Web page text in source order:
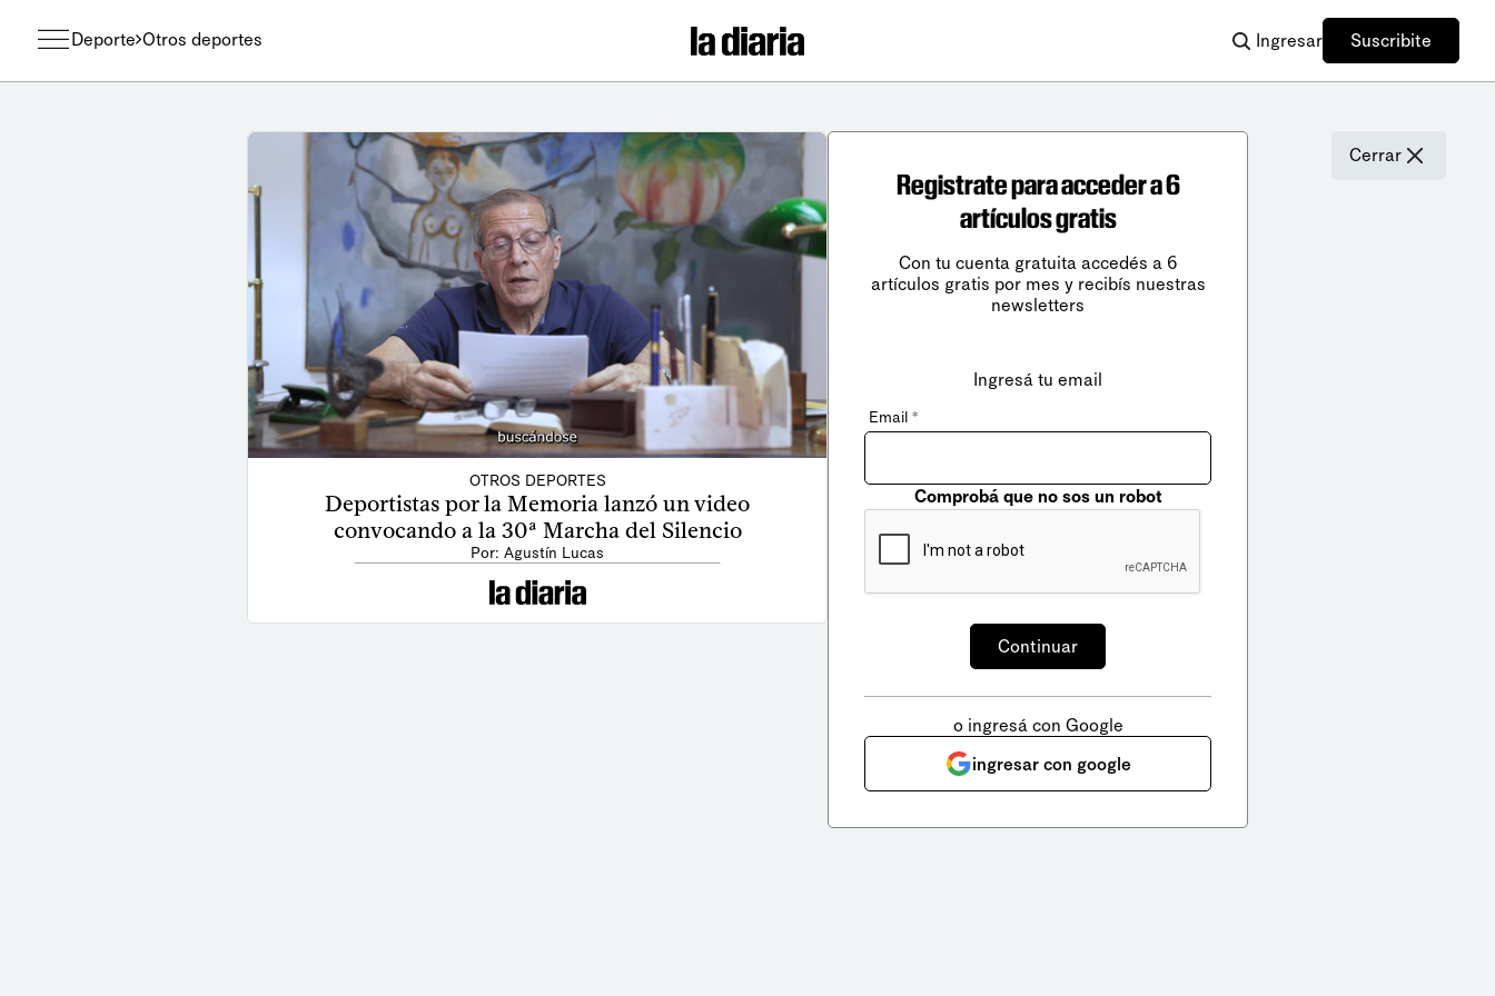
Deporte Otros deportes Ingresar Suscribite
OTROS DEPORTES
Deportistas por la Memoria lanzó un video
convocando a la 30ª Marcha del Silencio
Por: Agustín Lucas
Cerrar
Registrate para acceder a 6
artículos gratis
Con tu cuenta gratuita accedés a 6
artículos gratis por mes y recibís nuestras
newsletters
Ingresá tu email
Email *
Comprobá que no sos un robot
o ingresá con Google
ingresar con google